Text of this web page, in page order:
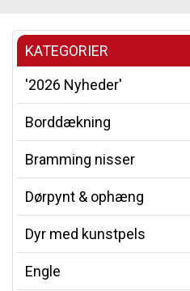
KATEGORIER
'2026 Nyheder'
Borddækning
Bramming nisser
Dørpynt & ophæng
Dyr med kunstpels
Engle